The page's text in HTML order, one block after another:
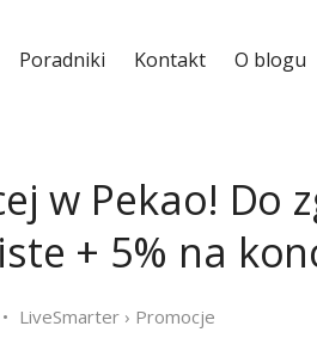
Poradniki Kontakt O blogu
w Pekao! Do
+ 5% na
LiveSmarter › Promocje